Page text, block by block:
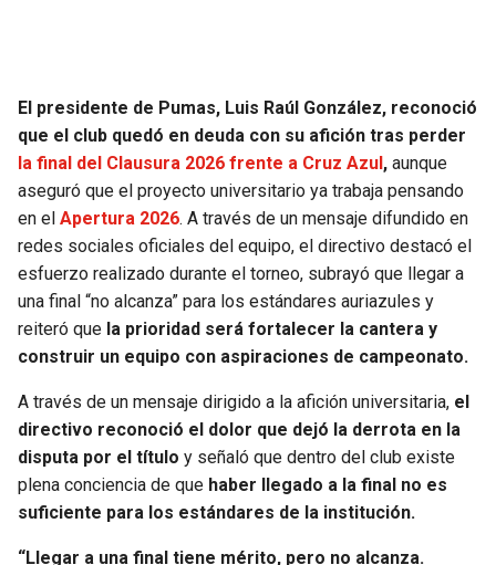
RAMS
49ERS
SEAHAWKS
LIONS
PACKERS
VIKINGS
FALCONS
ROCKETS
GRIZZLIES
PELICANS
NUGGETS
TIMBERWOLVES
THUNDER
TRAIL BLAZERS
El presidente de Pumas, Luis Raúl González, reconoció
que el club quedó en deuda con su afición tras perder
la final del Clausura 2026 frente a Cruz Azul , aunque
aseguró que el proyecto universitario ya trabaja pensando
en el Apertura 2026. A través de un mensaje difundido en
redes sociales oficiales del equipo, el directivo destacó el
esfuerzo realizado durante el torneo, subrayó que llegar a
una final “no alcanza” para los estándares auriazules y
reiteró que la prioridad será fortalecer la cantera y
construir un equipo con aspiraciones de campeonato.
A través de un mensaje dirigido a la afición universitaria, el
directivo reconoció el dolor que dejó la derrota en la
disputa por el título y señaló que dentro del club existe
plena conciencia de que haber llegado a la final no es
suficiente para los estándares de la institución.
“Llegar a una final tiene mérito, pero no alcanza.